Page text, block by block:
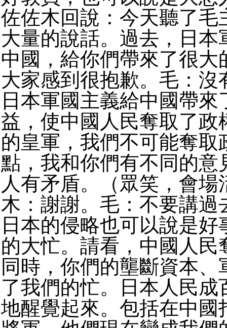
佐佐木回說：今天聽了毛
大量的說話。過去，日本
中國，給你們帶來了很大
大家感到很抱歉。毛：沒
日本軍國主義給中國帶來
益，使中國人民奪取了政
的皇軍，我們不可能奪取
點，我和你們有不同的意
人有矛盾。（眾笑，會場
木：謝謝。毛：不要講過
日本的侵略也可以說是好
的大忙。請看，中國人民
同時，你們的壟斷資本、
了我們的忙。日本人民成
地醒覺起來。包括在中國